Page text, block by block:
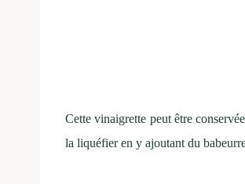
Cette vinaigrette peut être
la liquéfier en y ajoutant du